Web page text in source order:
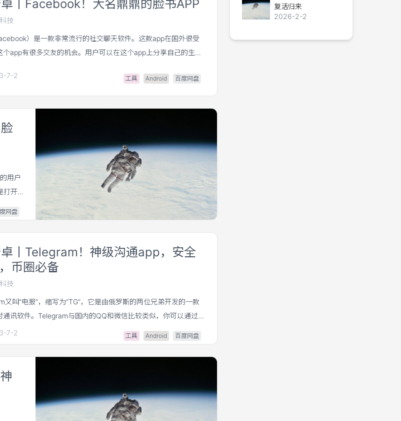
丨Facebook！大名鼎鼎的脸书APP
技
）是一款非常流行的社交聊天软件。这款app在国外很受
个app有很多交友的机会。用户可以在这个app上分享自己的生活
。
7-2 工具 Android 百度网盘
用户
打开
在首
网盘
丨Telegram！神级沟通app，安全
币圈必备
技
又叫“电报”，缩写为“TG”，它是由俄罗斯的两位兄弟开发的一款
通讯软件。Telegram与国内的QQ和微信比较类似，你可以通过
与好友聊天，也可以加入各种Telegram群组。
7-2 工具 Android 百度网盘
复活归来
2026-2-2